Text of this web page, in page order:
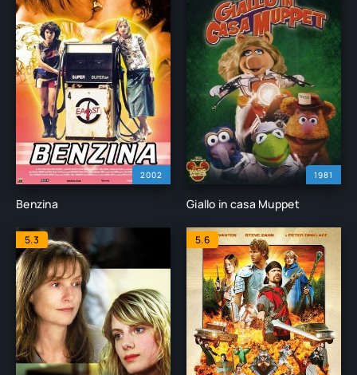
2002
Benzina
1981
Giallo in casa Muppet
5.3 5.6